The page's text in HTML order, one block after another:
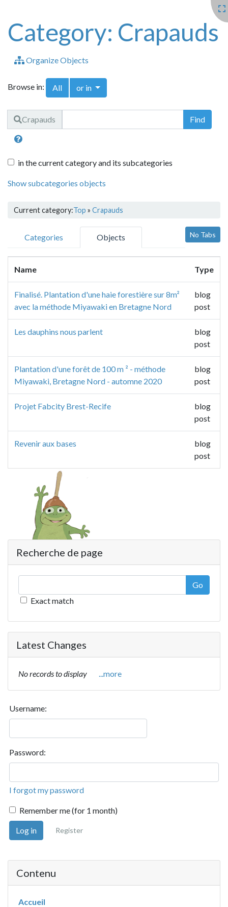
Category: Crapauds
Organize Objects
Browse in: All or in Toggle Dropdown
FindCrapauds
in the current category and its subcategories
Show subcategories objects
Current category:Top » Crapauds
No Tabs
Categories Objects
Name Type
Finalisé. Plantation d'une haie forestière sur 8m²
avec la méthode Miyawaki en Bretagne Nord
blog
post
Les dauphins nous parlent
blog
post
Plantation d'une forêt de 100 m ² - méthode
Miyawaki, Bretagne Nord - automne 2020
blog
post
Projet Fabcity Brest-Recife
blog
post
Revenir aux bases
blog
post
Recherche de page
Go
Exact match
Latest Changes
No records to display ...more
Username:
Password:
I forgot my password
Remember me (for 1 month)
Log in Register
Contenu
Accueil